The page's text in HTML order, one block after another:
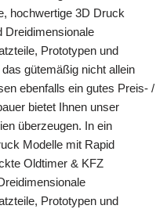
hochwertige 3D Druck
Dreidimensionale
Prototypen und
gütemäßig nicht allein
ebenfalls ein gutes Preis- /
bietet Ihnen unser
überzeugen. In ein
Modelle mit Rapid
Oldtimer & KFZ
Prototypen und